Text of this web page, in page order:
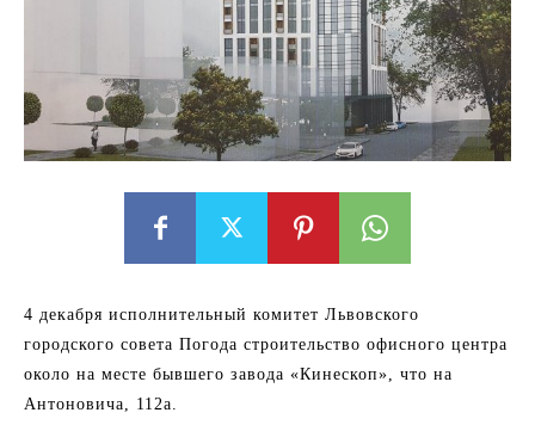
4 декабря исполнительный комитет Львовского
городского совета Погода строительство офисного центра
около на месте бывшего завода «Кинескоп», что на
Антоновича, 112а.